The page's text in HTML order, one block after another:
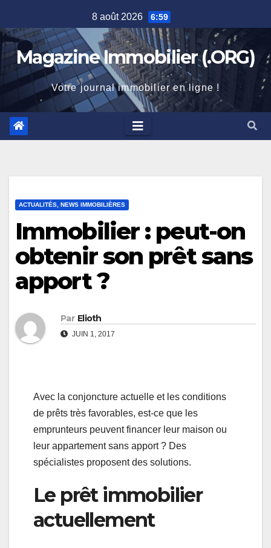
to
content
8 août 2026 6:59
Magazine Immobilier (.ORG)
Votre journal immobilier en ligne !
ACTUALITÉS, NEWS IMMOBILIÈRES
Immobilier : peut-on
obtenir son prêt sans
apport ?
Par Elioth
JUIN 1, 2017
Avec la conjoncture actuelle et les conditions
de prêts très favorables, est-ce que les
emprunteurs peuvent financer leur maison ou
leur appartement sans apport ? Des
spécialistes proposent des solutions.
Le prêt immobilier
actuellement